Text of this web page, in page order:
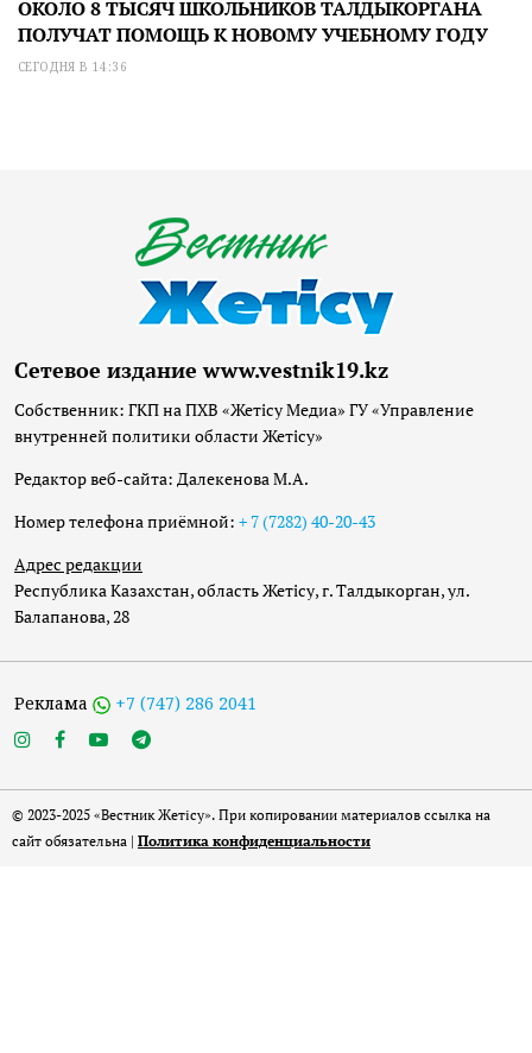
ОКОЛО 8 ТЫСЯЧ ШКОЛЬНИКОВ ТАЛДЫКОРГАНА
ПОЛУЧАТ ПОМОЩЬ К НОВОМУ УЧЕБНОМУ ГОДУ
СЕГОДНЯ В 14:36
Сетевое издание www.vestnik19.kz
Собственник: ГКП на ПХВ «Жетісу Медиа» ГУ «Управление
внутренней политики области Жетісу»
Редактор веб-сайта: Далекенова М.А.
Номер телефона приёмной: + 7 (7282) 40-20-43
Адрес редакции
Республика Казахстан, область Жетісу, г. Талдыкорган, ул.
Балапанова, 28
Реклама +7 (747) 286 2041
© 2023-2025 «Вестник Жетісу». При копировании материалов ссылка на
сайт обязательна | Политика конфиденциальности